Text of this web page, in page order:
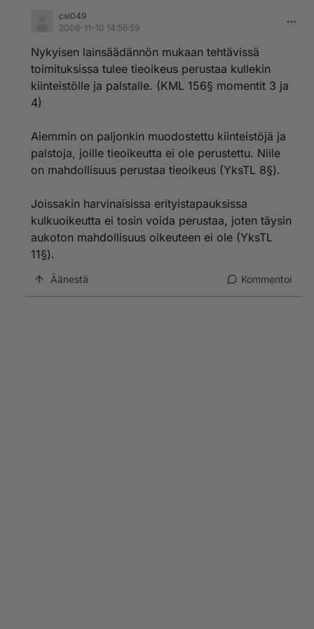
csi049
2008-11-10 14:56:59
Nykyisen lainsäädännön mukaan tehtävissä
toimituksissa tulee tieoikeus perustaa kullekin
kiinteistölle ja palstalle. (KML 156§ momentit 3 ja
4)
Aiemmin on paljonkin muodostettu kiinteistöjä ja
palstoja, joille tieoikeutta ei ole perustettu. Niile
on mahdollisuus perustaa tieoikeus (YksTL 8§).
Joissakin harvinaisissa erityistapauksissa
kulkuoikeutta ei tosin voida perustaa, joten täysin
aukoton mahdollisuus oikeuteen ei ole (YksTL
11§).
Äänestä Kommentoi